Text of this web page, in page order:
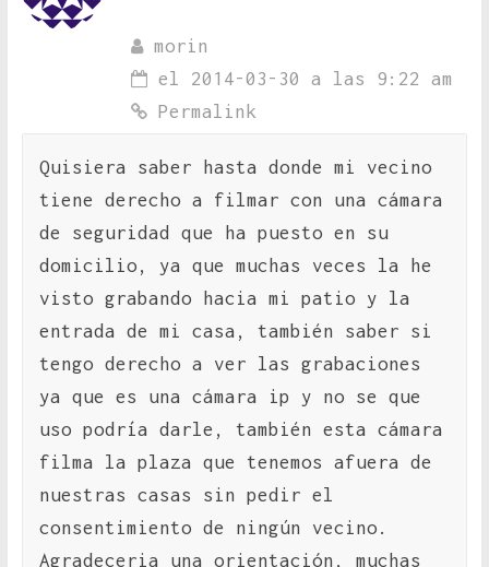
morin
el 2014-03-30 a las 9:22 am
Permalink
Quisiera saber hasta donde mi vecino
tiene derecho a filmar con una cámara
de seguridad que ha puesto en su
domicilio, ya que muchas veces la he
visto grabando hacia mi patio y la
entrada de mi casa, también saber si
tengo derecho a ver las grabaciones
ya que es una cámara ip y no se que
uso podría darle, también esta cámara
filma la plaza que tenemos afuera de
nuestras casas sin pedir el
consentimiento de ningún vecino.
Agradeceria una orientación, muchas